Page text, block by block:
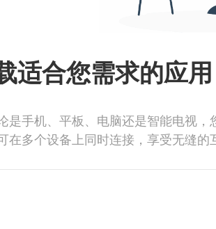
适合您需求的应用
手机、平板、电脑还是智能电视，
在多个设备上同时连接，享受无缝的